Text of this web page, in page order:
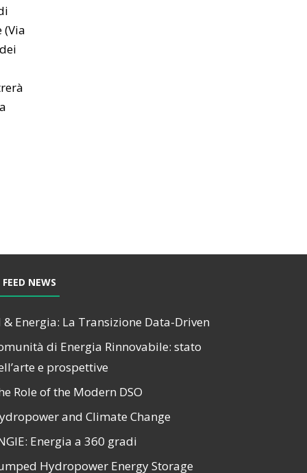
(Via
FEED NEWS
& Energia: La Transizione Data-Driven
di Energia Rinnovabile: stato
e prospettive
Role of the Modern DSO
and Climate Change
Energia a 360 gradi
Hydropower Energy Storage